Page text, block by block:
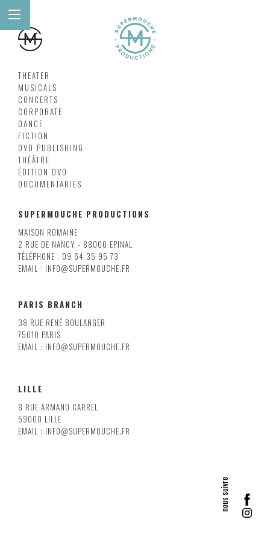
THEATER
MUSICALS
CONCERTS
CORPORATE
DANCE
FICTION
DVD PUBLISHING
THÉÂTRE
ÉDITION DVD
DOCUMENTARIES
SUPERMOUCHE PRODUCTIONS
MAISON ROMAINE
2 RUE DE NANCY - 88000 EPINAL
TÉLÉPHONE : 09 64 35 95 73
EMAIL : INFO@SUPERMOUCHE.FR
PARIS BRANCH
38 RUE RENÉ BOULANGER
75010 PARIS
EMAIL : INFO@SUPERMOUCHE.FR
LILLE
8 RUE ARMAND CARREL
59000 LILLE
EMAIL : INFO@SUPERMOUCHE.FR